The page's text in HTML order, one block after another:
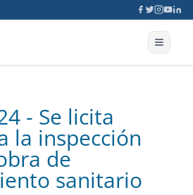
- Se licita
la inspección
de
sanitario